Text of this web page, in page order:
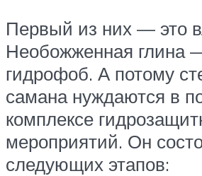
Первый из них — это
Необожженная глина
гидрофоб. А потому
самана нуждаются в
комплексе
мероприятий. Он
следующих этапов: